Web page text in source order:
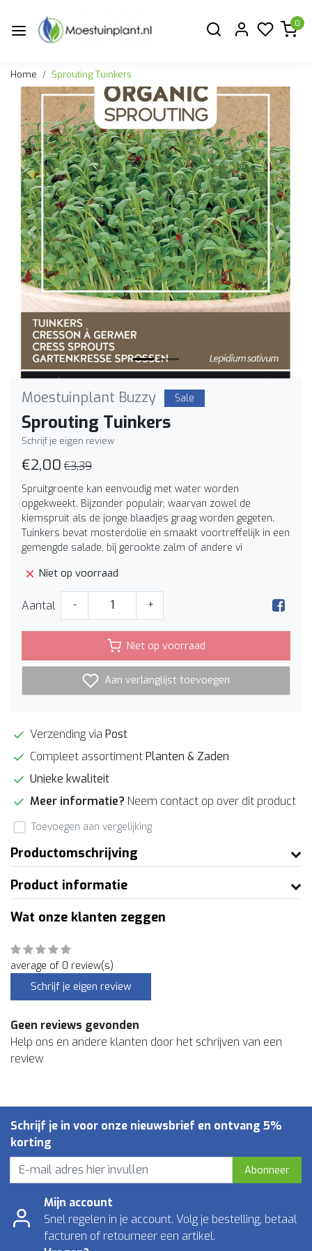
0
Home Sprouting Tuinkers
Vorige
Moestuinplant Buzzy Sale
Sprouting Tuinkers
Schrijf je eigen review
€2,00 €3,39
Spruitgroente kan eenvoudig met water worden
opgekweekt. Bijzonder populair, waarvan zowel de
kiemspruit als de jonge blaadjes graag worden gegeten.
Tuinkers bevat mosterdolie en smaakt voortreffelijk in een
gemengde salade, bij gerookte zalm of andere vi
Niet op voorraad
Aantal - +
Niet op voorraad
Aan verlanglijst toevoegen
Verzending via Post
Compleet assortimentPlanten & Zaden
Unieke kwaliteit
Meer informatie? Neem contact op over dit product
Toevoegen aan vergelijking
Productomschrijving
Product informatie
Wat onze klanten zeggen
average of 0 review(s)
Schrijf je eigen review
Geen reviews gevonden
Help ons en andere klanten door het schrijven van een
review
Schrijf je in voor onze nieuwsbrief en ontvang 5%
korting
Abonneer
Mijn account
Snel regelen in je account. Volg je bestelling, betaal
facturen of retourneer een artikel.